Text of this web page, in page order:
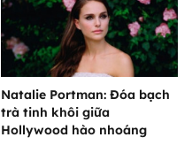
Natalie Portman: Đóa bạch
trà tinh khôi giữa
Hollywood hào nhoáng